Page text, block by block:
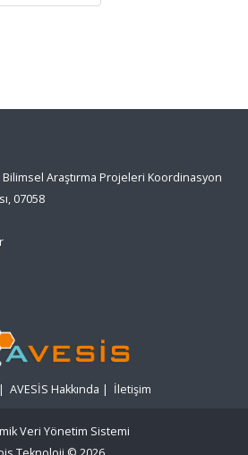
Araştırma Projeleri Koordinasyon
07058
| AVESİS Hakkında | İletişim
Veri Yönetim Sistemi